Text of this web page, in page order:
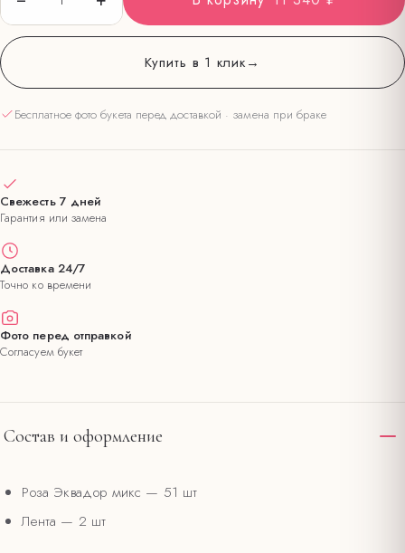
Купить в 1 клик→
Бесплатное фото букета перед доставкой · замена при браке
Свежесть 7 дней
Гарантия или замена
Доставка 24/7
Точно ко времени
Фото перед отправкой
Согласуем букет
Состав и оформление
Роза Эквадор микс — 51 шт
Лента — 2 шт